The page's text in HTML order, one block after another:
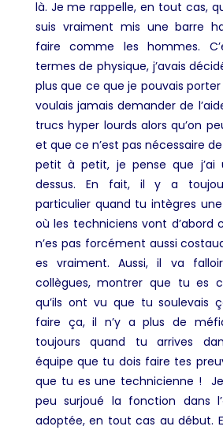
là. Je me rappelle, en tout cas,
suis vraiment mis une barre
faire comme les hommes.
termes de physique, j’avais
plus que ce que je pouvais
voulais jamais demander de
trucs hyper lourds alors qu’on
et que ce n’est pas nécessaire
petit à petit, je pense que
dessus. En fait, il y a
particulier quand tu intègres
où les techniciens vont d’abord
n’es pas forcément aussi
es vraiment. Aussi, il va
collègues, montrer que tu es
qu’ils ont vu que tu soulevais
faire ça, il n’y a plus de
toujours quand tu arrives
équipe que tu dois faire tes
que tu es une technicienne ! Je
peu surjoué la fonction dans
adoptée, en tout cas au début.